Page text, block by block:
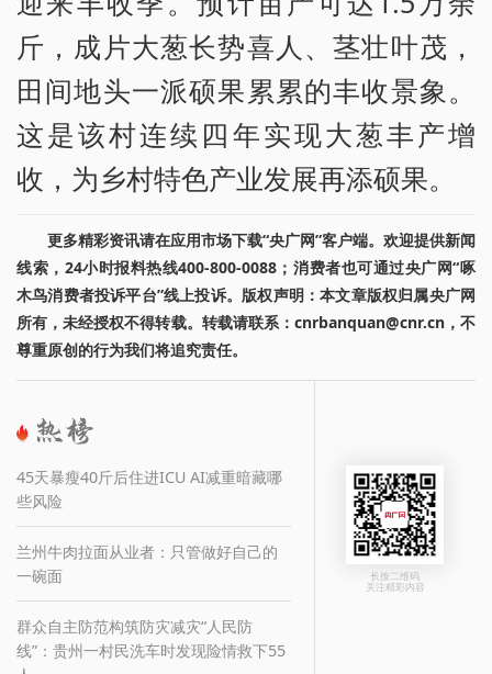
斤，成片大葱长势喜人、茎壮叶茂，
田间地头一派硕果累累的丰收景象。
这是该村连续四年实现大葱丰产增
收，为乡村特色产业发展再添硕果。
更多精彩资讯请在应用市场下载“央广网”客户端。欢迎提供新闻
线索，24小时报料热线400-800-0088；消费者也可通过央广网“啄
木鸟消费者投诉平台”线上投诉。版权声明：本文章版权归属央广网
所有，未经授权不得转载。转载请联系：cnrbanquan@cnr.cn，不
尊重原创的行为我们将追究责任。
45天暴瘦40斤后住进ICU AI减重暗藏哪
些风险
兰州牛肉拉面从业者：只管做好自己的
一碗面
群众自主防范构筑防灾减灾“人民防
线”：贵州一村民洗车时发现险情救下55
长按二维码
关注精彩内容